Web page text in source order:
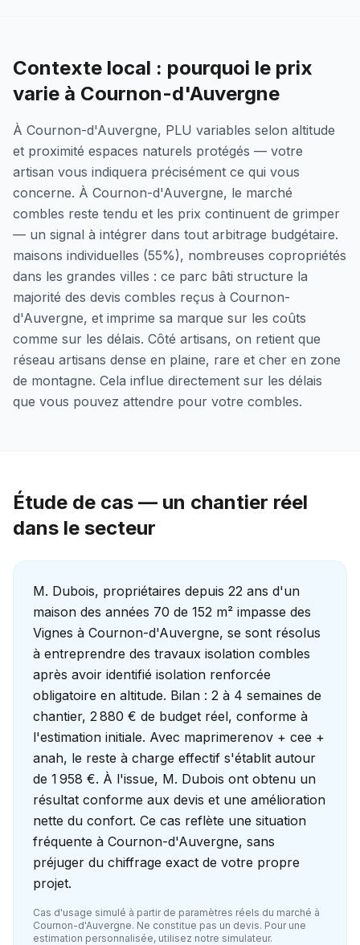
Contexte local : pourquoi le prix
varie à Cournon-d'Auvergne
À Cournon-d'Auvergne, PLU variables selon altitude
et proximité espaces naturels protégés — votre
artisan vous indiquera précisément ce qui vous
concerne. À Cournon-d'Auvergne, le marché
combles reste tendu et les prix continuent de grimper
— un signal à intégrer dans tout arbitrage budgétaire.
maisons individuelles (55%), nombreuses copropriétés
dans les grandes villes : ce parc bâti structure la
majorité des devis combles reçus à Cournon-
d'Auvergne, et imprime sa marque sur les coûts
comme sur les délais. Côté artisans, on retient que
réseau artisans dense en plaine, rare et cher en zone
de montagne. Cela influe directement sur les délais
que vous pouvez attendre pour votre combles.
Étude de cas — un chantier réel
dans le secteur
M. Dubois, propriétaires depuis 22 ans d'un
maison des années 70 de 152 m² impasse des
Vignes à Cournon-d'Auvergne, se sont résolus
à entreprendre des travaux isolation combles
après avoir identifié isolation renforcée
obligatoire en altitude. Bilan : 2 à 4 semaines de
chantier, 2 880 € de budget réel, conforme à
l'estimation initiale. Avec maprimerenov + cee +
anah, le reste à charge effectif s'établit autour
de 1 958 €. À l'issue, M. Dubois ont obtenu un
résultat conforme aux devis et une amélioration
nette du confort. Ce cas reflète une situation
fréquente à Cournon-d'Auvergne, sans
préjuger du chiffrage exact de votre propre
projet.
Cas d'usage simulé à partir de paramètres réels du marché à
Cournon-d'Auvergne. Ne constitue pas un devis. Pour une
estimation personnalisée, utilisez notre simulateur.